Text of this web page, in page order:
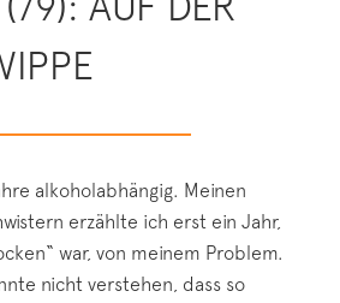
alkoholabhängig. Meinen
erzählte ich erst ein Jahr,
war, von meinem Problem.
nicht verstehen, dass so